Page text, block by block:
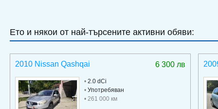
Ето и някои от най-търсените активни обяви:
6 300 лв
2010 Nissan Qashqai
• 2.0 dCi
• Употребяван
• 261 000 км